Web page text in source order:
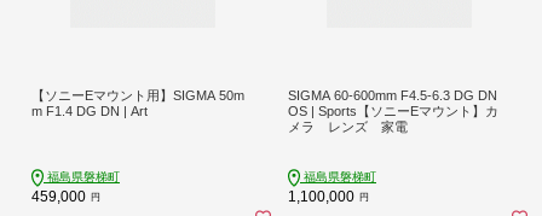
【ソニーEマウント用】SIGMA 50m
m F1.4 DG DN | Art
福島県磐梯町
459,000 円
SIGMA 60-600mm F4.5-6.3 DG DN
OS | Sports【ソニーEマウント】カ
メラ レンズ 家電
福島県磐梯町
1,100,000 円